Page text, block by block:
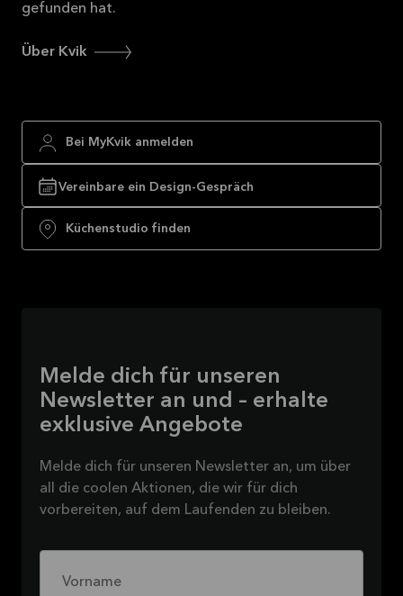
gefunden hat.
Über Kvik
Bei MyKvik anmelden
Vereinbare ein Design-Gespräch
Küchenstudio finden
Melde dich für unseren
Newsletter an und – erhalte
exklusive Angebote
Melde dich für unseren Newsletter an, um über
all die coolen Aktionen, die wir für dich
vorbereiten, auf dem Laufenden zu bleiben.
Vorname